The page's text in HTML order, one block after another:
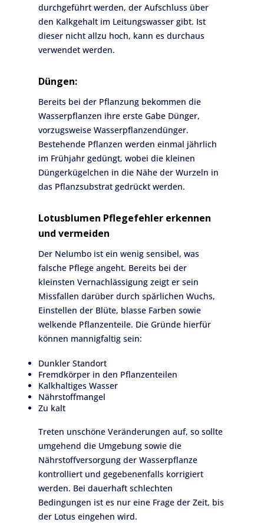
durchgeführt werden, der Aufschluss über
den Kalkgehalt im Leitungswasser gibt. Ist
dieser nicht allzu hoch, kann es durchaus
verwendet werden.
Düngen:
Bereits bei der Pflanzung bekommen die
Wasserpflanzen ihre erste Gabe Dünger,
vorzugsweise Wasserpflanzendünger.
Bestehende Pflanzen werden einmal jährlich
im Frühjahr gedüngt, wobei die kleinen
Düngerkügelchen in die Nähe der Wurzeln in
das Pflanzsubstrat gedrückt werden.
Lotusblumen Pflegefehler erkennen
und vermeiden
Der Nelumbo ist ein wenig sensibel, was
falsche Pflege angeht. Bereits bei der
kleinsten Vernachlässigung zeigt er sein
Missfallen darüber durch spärlichen Wuchs,
Einstellen der Blüte, blasse Farben sowie
welkende Pflanzenteile. Die Gründe hierfür
können mannigfaltig sein:
Dunkler Standort
Fremdkörper in den Pflanzenteilen
Kalkhaltiges Wasser
Nährstoffmangel
Zu kalt
Treten unschöne Veränderungen auf, so sollte
umgehend die Umgebung sowie die
Nährstoffversorgung der Wasserpflanze
kontrolliert und gegebenenfalls korrigiert
werden. Bei dauerhaft schlechten
Bedingungen ist es nur eine Frage der Zeit, bis
der Lotus eingehen wird.